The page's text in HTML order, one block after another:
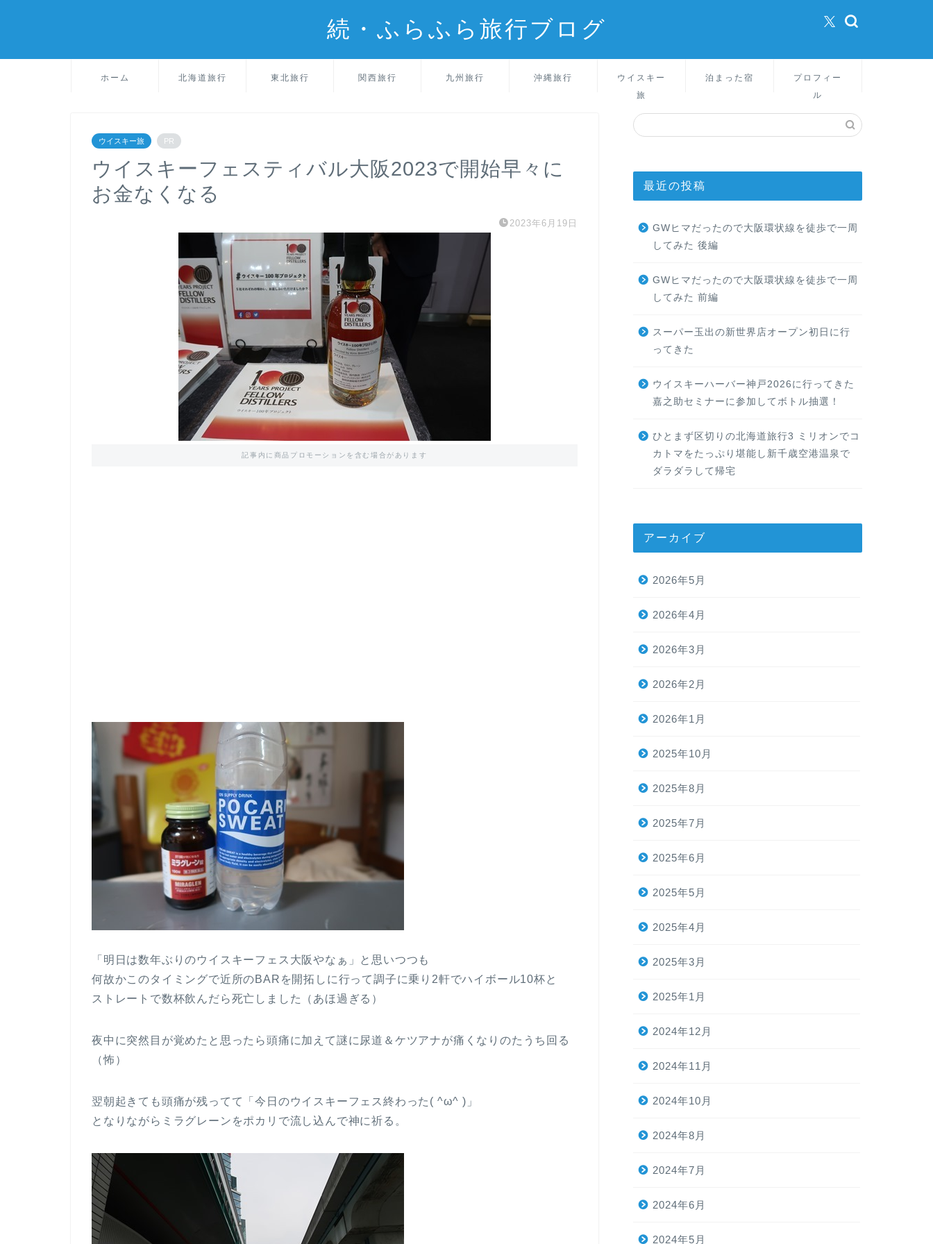
続・ふらふら旅行ブログ
ホーム 北海道旅行 東北旅行 関西旅行 九州旅行 沖縄旅行
ウイスキー
旅
泊まった宿
プロフィー
ル
ウイスキー旅 PR
ウイスキーフェスティバル大阪2023で開始早々に
お金なくなる
2023年6月19日
記事内に商品プロモーションを含む場合があります
「明日は数年ぶりのウイスキーフェス大阪やなぁ」と思いつつも
何故かこのタイミングで近所のBARを開拓しに行って調子に乗り2軒でハイボール10杯と
ストレートで数杯飲んだら死亡しました（あほ過ぎる）
夜中に突然目が覚めたと思ったら頭痛に加えて謎に尿道＆ケツアナが痛くなりのたうち回る
（怖）
翌朝起きても頭痛が残ってて「今日のウイスキーフェス終わった( ^ω^ )」
となりながらミラグレーンをポカリで流し込んで神に祈る。
最近の投稿
GWヒマだったので大阪環状線を徒歩で一周
してみた 後編
GWヒマだったので大阪環状線を徒歩で一周
してみた 前編
スーパー玉出の新世界店オープン初日に行
ってきた
ウイスキーハーバー神戸2026に行ってきた
嘉之助セミナーに参加してボトル抽選！
ひとまず区切りの北海道旅行3 ミリオンでコ
カトマをたっぷり堪能し新千歳空港温泉で
ダラダラして帰宅
アーカイブ
2026年5月
2026年4月
2026年3月
2026年2月
2026年1月
2025年10月
2025年8月
2025年7月
2025年6月
2025年5月
2025年4月
2025年3月
2025年1月
2024年12月
2024年11月
2024年10月
2024年8月
2024年7月
2024年6月
2024年5月